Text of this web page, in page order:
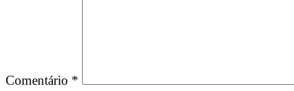
Comentário *